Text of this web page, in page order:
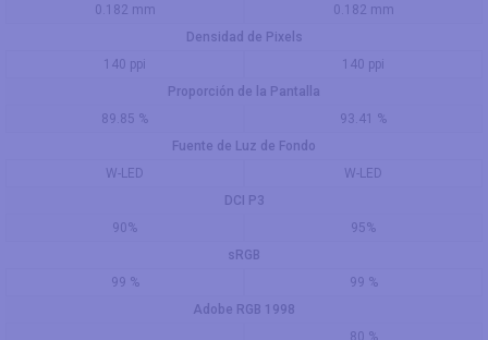
0.182 mm
0.182 mm
Densidad de Pixels
140 ppi
140 ppi
Proporción de la Pantalla
89.85 %
93.41 %
Fuente de Luz de Fondo
W-LED
W-LED
DCI P3
90%
95%
sRGB
99 %
99 %
Adobe RGB 1998
80 %